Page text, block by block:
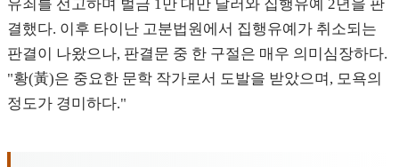
유죄를 선고하며 벌금 1만 대만 달러와 집행유예 2년을 판
결했다. 이후 타이난 고분법원에서 집행유예가 취소되는
판결이 나왔으나, 판결문 중 한 구절은 매우 의미심장하다.
"황(黃)은 중요한 문학 작가로서 도발을 받았으며, 모욕의
정도가 경미하다."